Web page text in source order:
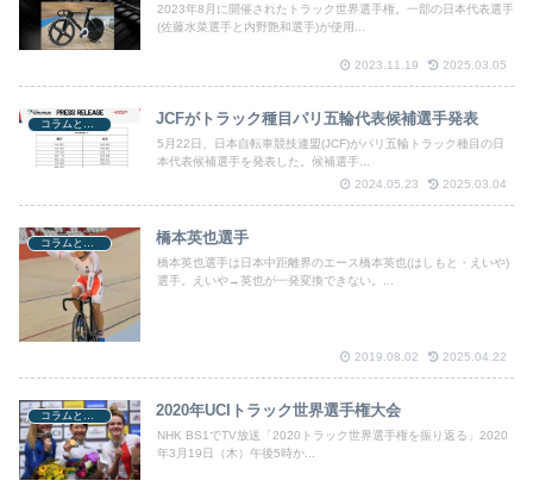
2023年8月に開催されたトラック世界選手権。一部の日本代表選手
(佐藤水菜選手と内野艶和選手)が使用...
2023.11.19 2025.03.05
コラムと関連ニュース JCFがトラック種目パリ五輪代表候補選手発表
5月22日、日本自転車競技連盟(JCF)がパリ五輪トラック種目の日
本代表候補選手を発表した。候補選手...
2024.05.23
2025.03.04
橋本英也選手
橋本英也選手は日本中距離界のエース橋本英也(はしもと・えいや)
選手。えいや→英也が一発変換できない。...
2019.08.02 2025.04.22
2020年UCIトラック世界選手権大会
NHK BS1でTV放送「2020トラック世界選手権を振り返る」2020
年3月19日（木）午後5時か...